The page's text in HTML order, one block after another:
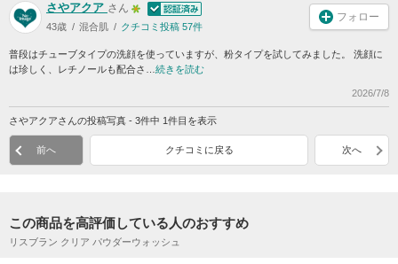
さやアクア さん
43歳 混合肌 クチコミ投稿 57件
フォロー
普段はチューブタイプの洗顔を使っていますが、粉タイプを試してみました。 洗顔に
は珍しく、レチノールも配合さ… 続きを読む
2026/7/8
さやアクアさんの投稿写真 - 3件中 1件目を表示
前へ クチコミに戻る 次へ
この商品を高評価している人のおすすめ
リスブラン クリア パウダーウォッシュ